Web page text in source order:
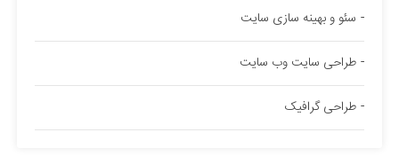
سئو و بهینه سازی سایت
طراحی سایت وب سایت
طراحی گرافیک